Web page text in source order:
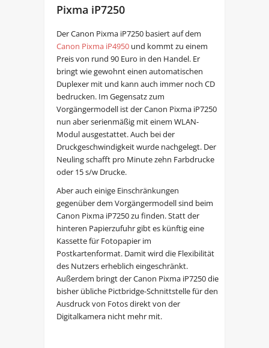
Pixma iP7250
Der Canon Pixma iP7250 basiert auf dem
Canon Pixma iP4950und kommt zu einem
Preis von rund 90 Euro in den Handel. Er
bringt wie gewohnt einen automatischen
Duplexer mit und kann auch immer noch CD
bedrucken. Im Gegensatz zum
Vorgängermodell ist der Canon Pixma iP7250
nun aber serienmäßig mit einem WLAN-
Modul ausgestattet. Auch bei der
Druckgeschwindigkeit wurde nachgelegt. Der
Neuling schafft pro Minute zehn Farbdrucke
oder 15 s/w Drucke.
Aber auch einige Einschränkungen
gegenüber dem Vorgängermodell sind beim
Canon Pixma iP7250 zu finden. Statt der
hinteren Papierzufuhr gibt es künftig eine
Kassette für Fotopapier im
Postkartenformat. Damit wird die Flexibilität
des Nutzers erheblich eingeschränkt.
Außerdem bringt der Canon Pixma iP7250 die
bisher übliche Pictbridge-Schnittstelle für den
Ausdruck von Fotos direkt von der
Digitalkamera nicht mehr mit.